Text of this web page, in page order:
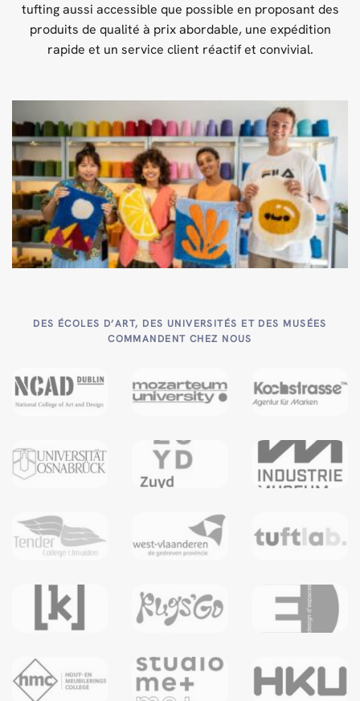
tufting aussi accessible que possible en proposant des
produits de qualité à prix abordable, une expédition
rapide et un service client réactif et convivial.
DES ÉCOLES D’ART, DES UNIVERSITÉS ET DES MUSÉES
COMMANDENT CHEZ NOUS